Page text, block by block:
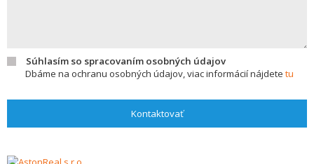
Súhlasím so spracovaním osobných údajov
Dbáme na ochranu osobných údajov, viac informácií nájdete tu
Kontaktovať